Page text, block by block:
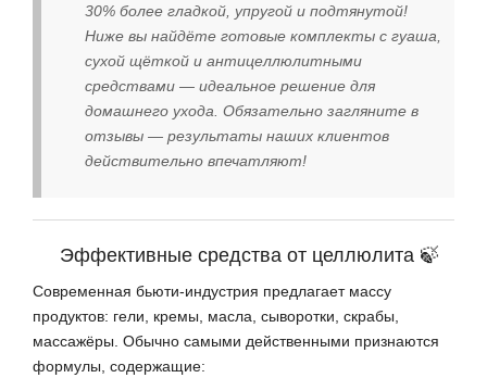
30% более гладкой, упругой и подтянутой!
Ниже вы найдёте готовые комплекты с гуаша,
сухой щёткой и антицеллюлитными
средствами — идеальное решение для
домашнего ухода. Обязательно загляните в
отзывы — результаты наших клиентов
действительно впечатляют!
Эффективные средства от целлюлита 🍃
Современная бьюти-индустрия предлагает массу
продуктов: гели, кремы, масла, сыворотки, скрабы,
массажёры. Обычно самыми действенными признаются
формулы, содержащие: